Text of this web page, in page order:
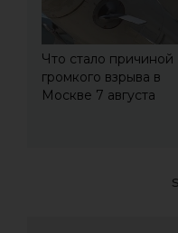
Что стало причиной
громкого взрыва в
Москве 7 августа